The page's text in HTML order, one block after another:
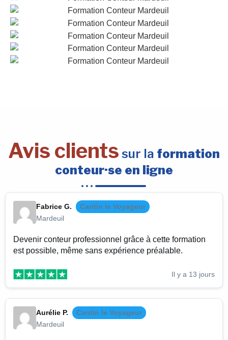
Avis clients sur la formation
conteur·se en ligne
Fabrice G.
Cantin le Voyageur
Mardeuil
Devenir conteur professionnel grâce à cette formation
est possible, même sans expérience préalable.
Il y a 13 jours
Aurélie P.
Cantin le Voyageur
Mardeuil